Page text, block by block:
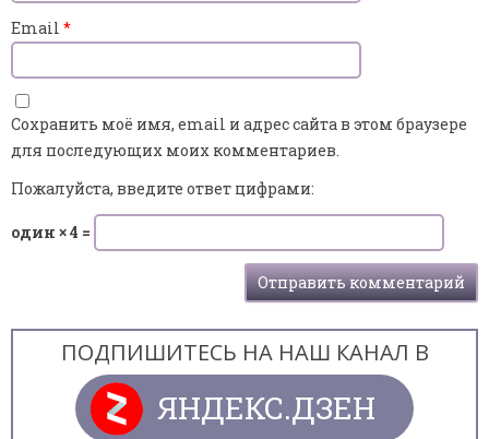
Email *
Сохранить моё имя, email и адрес сайта в этом браузере
для последующих моих комментариев.
Пожалуйста, введите ответ цифрами:
один × 4 =
ПОДПИШИТЕСЬ НА НАШ КАНАЛ В
ЯНДЕКС.ДЗЕН